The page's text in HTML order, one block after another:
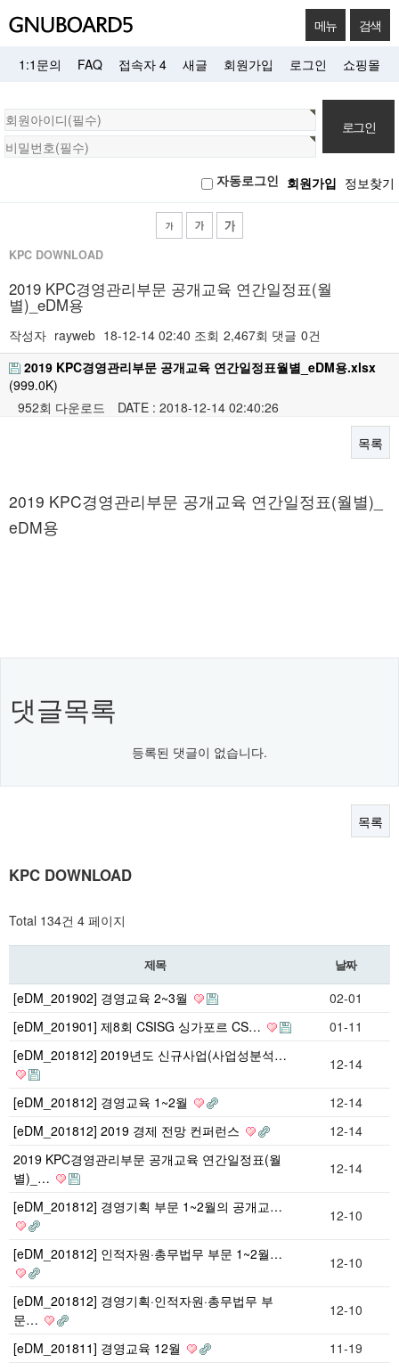
메뉴 검색
1:1문의 FAQ 접속자 4 새글 회원가입 로그인 쇼핑몰
회
원
그
자동로그인 회원가입 정보찾기
KPC DOWNLOAD
2019 KPC경영관리부문 공개교육 연간일정표(월
별)_eDM용
작성자 rayweb 18-12-14 02:40 조회 2,467회 댓글 0건
2019 KPC경영관리부문 공개교육 연간일정표월별_eDM용.xlsx
(999.0K)
952회 다운로드
DATE : 2018-12-14 02:40:26
목록
본문
2019 KPC경영관리부문 공개교육 연간일정표(월별)_
eDM용
댓글목록
등록된 댓글이 없습니다.
목록
KPC DOWNLOAD
Total 134건 4 페이지
제목 날짜
[eDM_201902] 경영교육 2~3월
02-01
[eDM_201901] 제8회 CSISG 싱가포르 CS…
01-11
[eDM_201812] 2019년도 신규사업(사업성분석…
12-14
[eDM_201812] 경영교육 1~2월
12-14
[eDM_201812] 2019 경제 전망 컨퍼런스
12-14
2019 KPC경영관리부문 공개교육 연간일정표(월
별)_…
12-14
[eDM_201812] 경영기획 부문 1~2월의 공개교… 12-10
[eDM_201812] 인적자원·총무법무 부문 1~2월… 12-10
[eDM_201812] 경영기획·인적자원·총무법무 부
문…
12-10
[eDM_201811] 경영교육 12월
11-19